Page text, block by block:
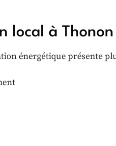
local à Thonon
énergétique présente